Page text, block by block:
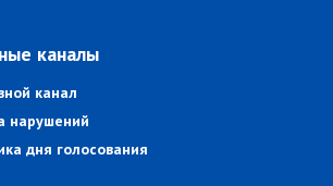
каналы
канал
нарушений
дня голосования